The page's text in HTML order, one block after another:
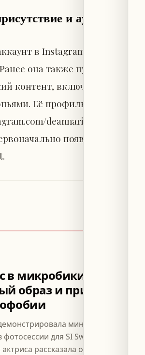
и аудитория
в Instagram с 600 000
она также публиковала
контент, включая пост о
Её профиль доступен
deannaritter98.
появилась на
в микробикини:
образ и признание
миниатюрный
для SI Swim, вызвав
рассказала о